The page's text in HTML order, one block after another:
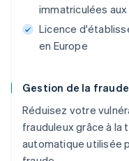
immatriculées
Licence
en Europe
Gestion de la fraude
Réduisez votre
frauduleux grâce à
automatique utilisée